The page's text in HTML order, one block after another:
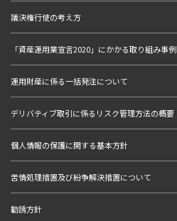
議決権行使の考え方
「資産運用業宣言2020」にかかる取り組み事例
運用財産に係る一括発注について
デリバティブ取引に係るリスク管理方法の概要
個人情報の保護に関する基本方針
苦情処理措置及び紛争解決措置について
勧誘方針